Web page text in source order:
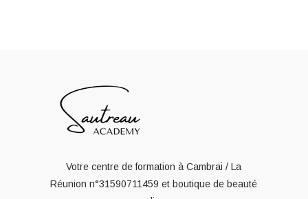
Votre centre de formation à Cambrai / La
Réunionn°31590711459 et boutique de beauté